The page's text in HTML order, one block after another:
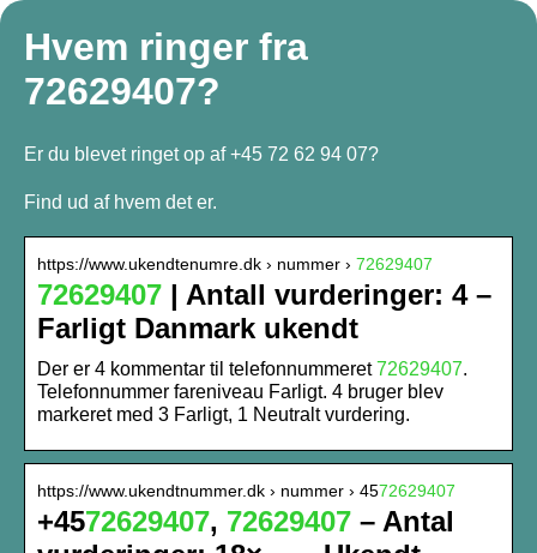
Hvem ringer fra
72629407?
Er du blevet ringet op af +45 72 62 94 07?
Find ud af hvem det er.
https://www.ukendtenumre.dk › nummer › 72629407
72629407 | Antall vurderinger: 4 –
Farligt Danmark ukendt
Der er 4 kommentar til telefonnummeret72629407.
Telefonnummer fareniveau Farligt. 4 bruger blev
markeret med 3 Farligt, 1 Neutralt vurdering.
https://www.ukendtnummer.dk › nummer › 4572629407
+4572629407, 72629407 – Antal